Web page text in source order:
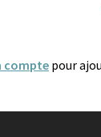
compte pour